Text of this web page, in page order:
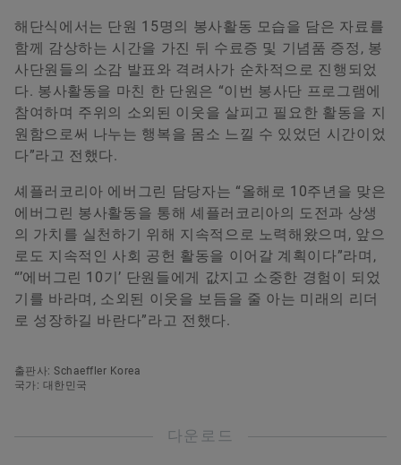
해단식에서는 단원 15명의 봉사활동 모습을 담은 자료를
함께 감상하는 시간을 가진 뒤 수료증 및 기념품 증정, 봉
사단원들의 소감 발표와 격려사가 순차적으로 진행되었
다. 봉사활동을 마친 한 단원은 “이번 봉사단 프로그램에
참여하며 주위의 소외된 이웃을 살피고 필요한 활동을 지
원함으로써 나누는 행복을 몸소 느낄 수 있었던 시간이었
다”라고 전했다.
셰플러코리아 에버그린 담당자는 “올해로 10주년을 맞은
에버그린 봉사활동을 통해 셰플러코리아의 도전과 상생
의 가치를 실천하기 위해 지속적으로 노력해왔으며, 앞으
로도 지속적인 사회 공헌 활동을 이어갈 계획이다”라며,
“’에버그린 10기’ 단원들에게 값지고 소중한 경험이 되었
기를 바라며, 소외된 이웃을 보듬을 줄 아는 미래의 리더
로 성장하길 바란다”라고 전했다.
출판사: Schaeffler Korea
국가: 대한민국
다운로드